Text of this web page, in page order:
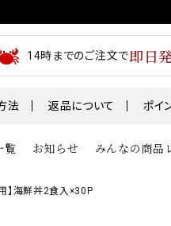
14時までのご注文で即日
法 返品について ポイ
覧 お知らせ みんなの商品
用】海鮮丼2食入×30P